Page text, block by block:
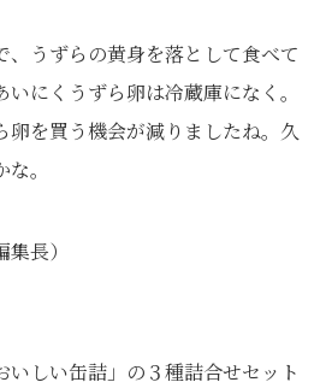
、うずらの黄身を落として食べて
にくうずら卵は冷蔵庫になく。
卵を買う機会が減りましたね。久
。
長）
いしい缶詰」の３種詰合せセット